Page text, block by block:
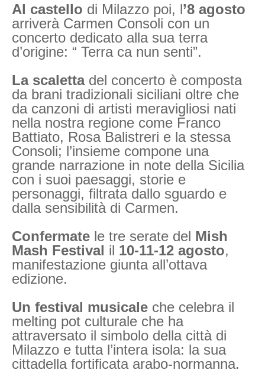
Al castello di Milazzo poi, l’8 agosto
arriverà Carmen Consoli con un
concerto dedicato alla sua terra
d’origine: “ Terra ca nun senti”.
La scaletta del concerto è composta
da brani tradizionali siciliani oltre che
da canzoni di artisti meravigliosi nati
nella nostra regione come Franco
Battiato, Rosa Balistreri e la stessa
Consoli; l’insieme compone una
grande narrazione in note della Sicilia
con i suoi paesaggi, storie e
personaggi, filtrata dallo sguardo e
dalla sensibilità di Carmen.
Confermate le tre serate del Mish
Mash Festival il 10-11-12 agosto,
manifestazione giunta all’ottava
edizione.
Un festival musicale che celebra il
melting pot culturale che ha
attraversato il simbolo della città di
Milazzo e tutta l’intera isola: la sua
cittadella fortificata arabo-normanna.